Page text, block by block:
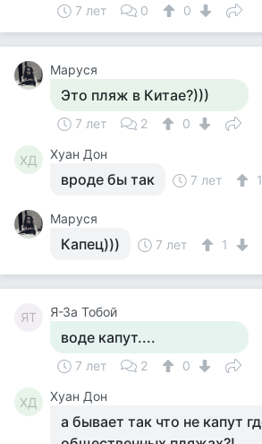
7 лет 0 0
Маруся
Это пляж в Китае?)))
7 лет 2 0
ХД Хуан Дон
вроде бы так 7 лет 1
Маруся
Капец))) 7 лет 1
ЯТ Я-За Тобой
воде капут....
7 лет 2 0
ХД Хуан Дон
а бывает так что не капут